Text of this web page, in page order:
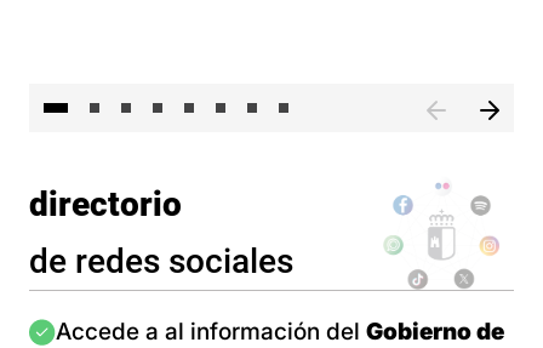
directorio
de redes sociales
Imagen
Accede a al información del Gobierno de